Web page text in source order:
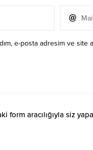
e-posta adresim ve site
form aracılığıyla siz